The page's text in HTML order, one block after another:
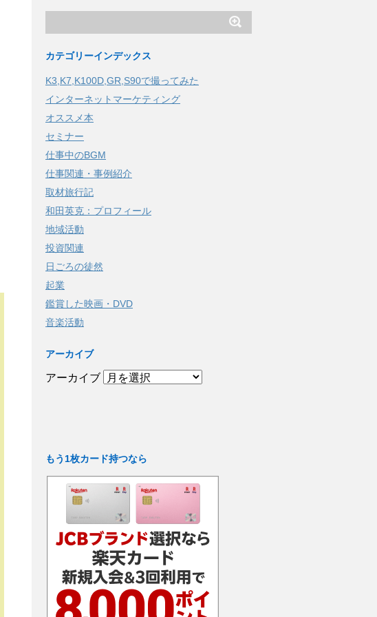
カテゴリーインデックス
K3,K7,K100D,GR,S90で撮ってみた
インターネットマーケティング
オススメ本
セミナー
仕事中のBGM
仕事関連・事例紹介
取材旅行記
和田英克：プロフィール
地域活動
投資関連
日ごろの徒然
起業
鑑賞した映画・DVD
音楽活動
アーカイブ
アーカイブ
もう1枚カード持つなら